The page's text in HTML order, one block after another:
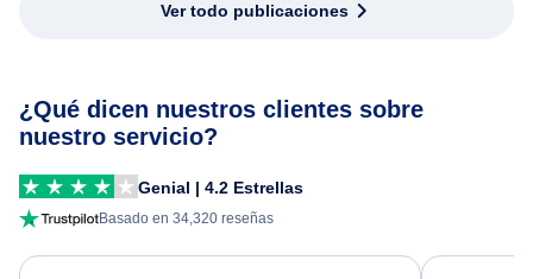
Ver todo publicaciones
¿Qué dicen nuestros clientes sobre
nuestro servicio?
Genial | 4.2 Estrellas
Basado en 34,320 reseñas